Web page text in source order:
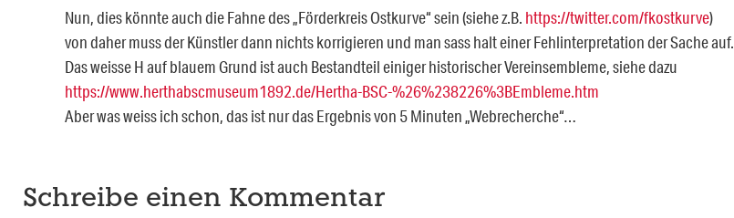
Nun, dies könnte auch die Fahne des „Förderkreis Ostkurve“ sein (siehe z.B. https://twitter.com/fkostkurve)
von daher muss der Künstler dann nichts korrigieren und man sass halt einer Fehlinterpretation der Sache auf.
Das weisse H auf blauem Grund ist auch Bestandteil einiger historischer Vereinsembleme, siehe dazu
https://www.herthabscmuseum1892.de/Hertha-BSC-%26%238226%3BEmbleme.htm
Aber was weiss ich schon, das ist nur das Ergebnis von 5 Minuten „Webrecherche“…
Schreibe einen Kommentar